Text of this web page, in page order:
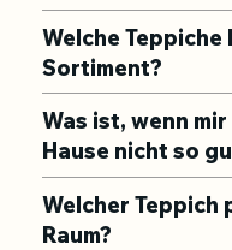
Welche Teppiche
Sortiment?
Was ist, wenn
Hause nicht so
Welcher Teppich
Raum?